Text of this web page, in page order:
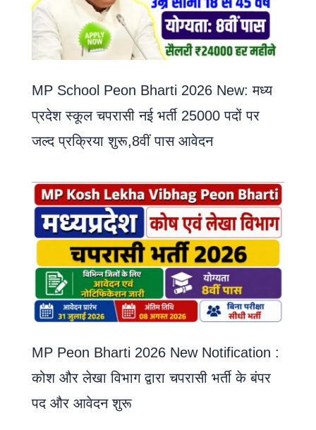
MP School Peon Bharti 2026 New: मध्य
प्रदेश स्कूल चपरासी नई भर्ती 25000 पदों पर
जल्द प्रक्रिया शुरू,8वीं पास आवेदन
MP Peon Bharti 2026 New Notification :
कोश और लेखा विभाग द्वारा चपरासी भर्ती के बंपर
पद और आवेदन शुरू